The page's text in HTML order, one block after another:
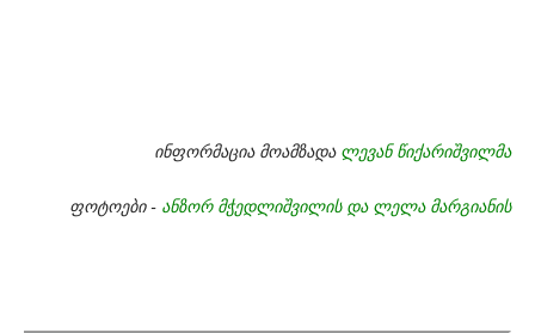
ინფორმაცია მოამზადალევან წიქარიშვილმა
ფოტოები - ანზორ მჭედლიშვილის და ლელა მარგიანის